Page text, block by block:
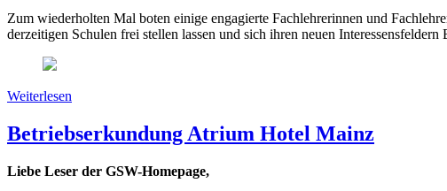
Zum wiederholten Mal boten einige engagierte Fachlehrerinnen und
derzeitigen Schulen frei stellen lassen und sich ihren neuen
Weiterlesen
Betriebserkundung Atrium Hotel Mainz
Liebe Leser der GSW-Homepage,